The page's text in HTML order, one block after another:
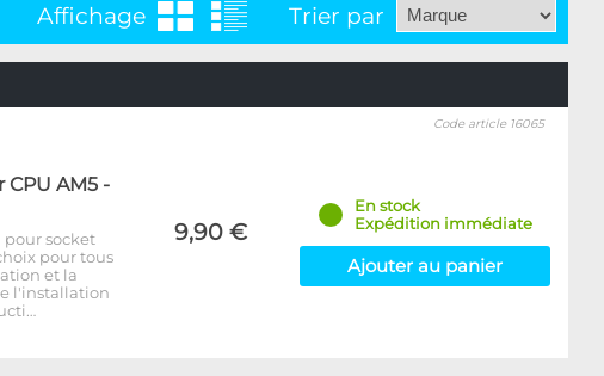
Affichage Trier par
AM5 -
socket
pour tous
et la
l'installation
9,90 €
Code article 16065
En stock
Expédition immédiate
Ajouter au panier